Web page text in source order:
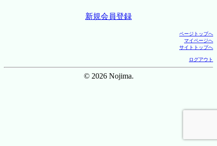
新規会員登録
ページトップへ
マイページへ
サイトトップへ
ログアウト
© 2026 Nojima.